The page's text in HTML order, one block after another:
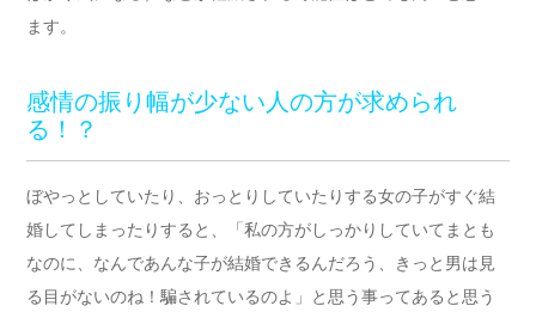
ます。
感情の振り幅が少ない人の方が求められ
る！？
ぼやっとしていたり、おっとりしていたりする女の子がすぐ結
婚してしまったりすると、「私の方がしっかりしていてまとも
なのに、なんであんな子が結婚できるんだろう、きっと男は見
る目がないのね！騙されているのよ」と思う事ってあると思う